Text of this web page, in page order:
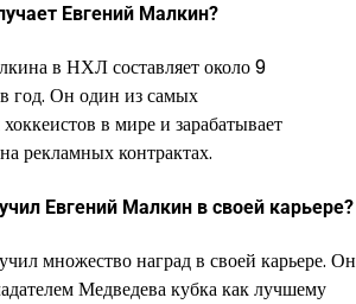
Евгений Малкин?
в НХЛ составляет около 9
год. Он один из самых
в мире и зарабатывает
рекламных контрактах.
Евгений Малкин в своей карьере?
множество наград в своей карьере. Он
Медведева кубка как лучшему